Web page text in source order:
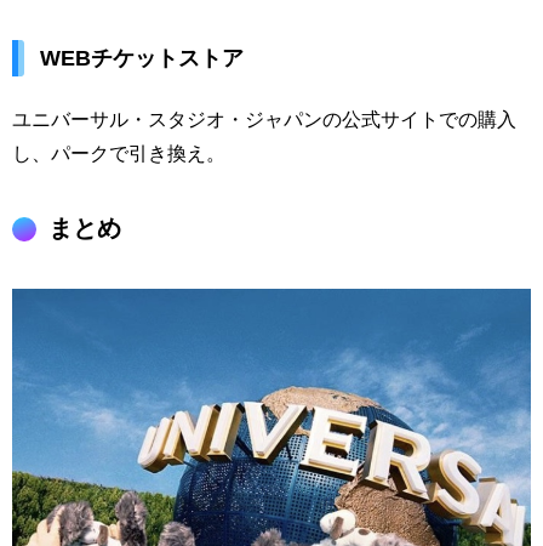
WEBチケットストア
ユニバーサル・スタジオ・ジャパンの公式サイトでの購入
し、パークで引き換え。
まとめ